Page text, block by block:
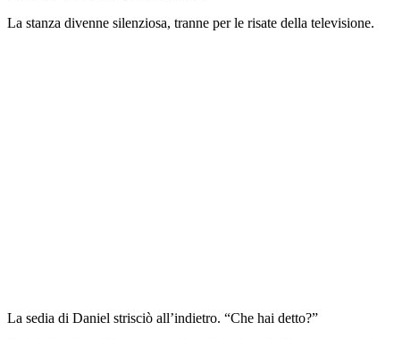
La stanza divenne silenziosa, tranne per le risate della televisione.
La sedia di Daniel strisciò all’indietro. “Che hai detto?”